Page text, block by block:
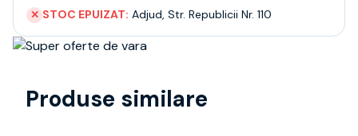
✕ STOC EPUIZAT: Adjud, Str. Republicii Nr. 110
Produse similare